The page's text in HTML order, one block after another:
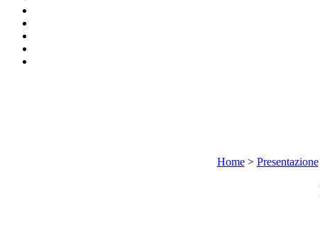
Home> Presentazione